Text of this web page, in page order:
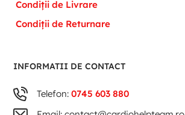
Condiții de Livrare
Condiții de Returnare
INFORMATII DE CONTACT
Telefon:0745 603 880